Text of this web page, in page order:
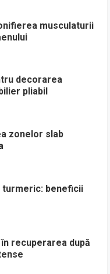
musculaturii
decorarea
pliabil
zonelor slab
turmeric: beneficii
recuperarea după